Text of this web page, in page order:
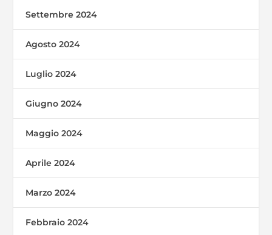
Settembre 2024
Agosto 2024
Luglio 2024
Giugno 2024
Maggio 2024
Aprile 2024
Marzo 2024
Febbraio 2024